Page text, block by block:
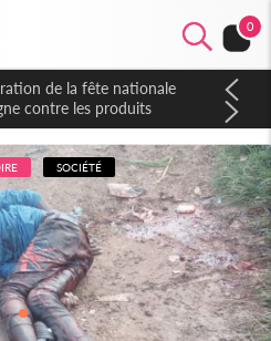
0
de la fête nationale
contre les produits
SOCIÉTÉ